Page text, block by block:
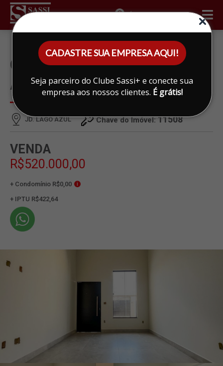
CADASTRE SUA EMPRESA AQUI!
Seja parceiro do Clube Sassi+ e conecte sua
empresa aos nossos clientes. É grátis!
ÁREA DO CLIENTE
CASA À VENDA EM JD. LAGO
AZUL, LIMEIRA
JD. LAGO AZUL Chave do Imóvel:11508
VENDA
R$520.000,00
+ Condomínio R$0,00 i
+ IPTU R$422,64